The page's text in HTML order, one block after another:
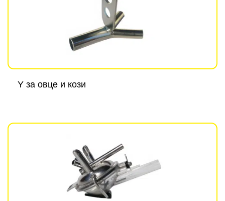
Y за овце и кози